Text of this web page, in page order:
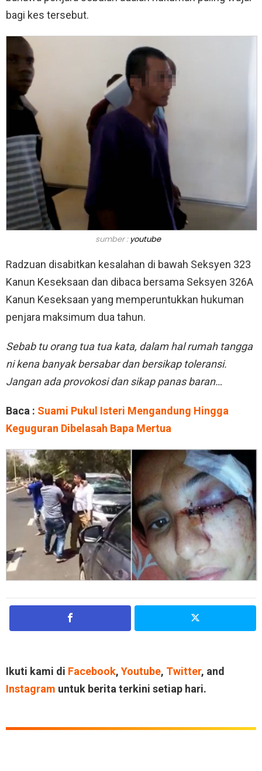
bagi kes tersebut.
sumber : youtube
Radzuan disabitkan kesalahan di bawah Seksyen 323
Kanun Keseksaan dan dibaca bersama Seksyen 326A
Kanun Keseksaan yang memperuntukkan hukuman
penjara maksimum dua tahun.
Sebab tu orang tua tua kata, dalam hal rumah tangga
ni kena banyak bersabar dan bersikap toleransi.
Jangan ada provokosi dan sikap panas baran…
Baca : Suami Pukul Isteri Mengandung Hingga
Keguguran Dibelasah Bapa Mertua
Ikuti kami di Facebook, Youtube, Twitter, and
Instagram untuk berita terkini setiap hari.